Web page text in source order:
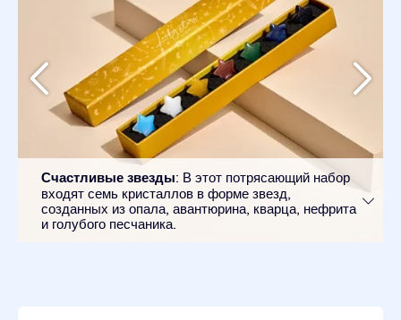
Счастливые звезды: В этот потрясающий набор
входят семь кристаллов в форме звезд,
созданных из опала, авантюрина, кварца, нефрита
и голубого песчаника.